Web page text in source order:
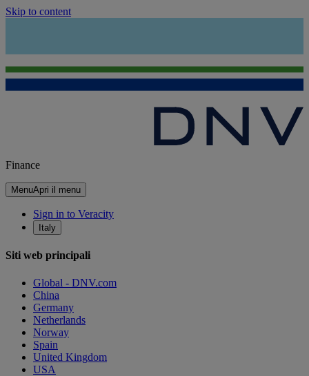
Skip to content
Finance
MenuApri il menu
Sign in to Veracity
Italy
Siti web principali
Global - DNV.com
China
Germany
Netherlands
Norway
Spain
United Kingdom
USA